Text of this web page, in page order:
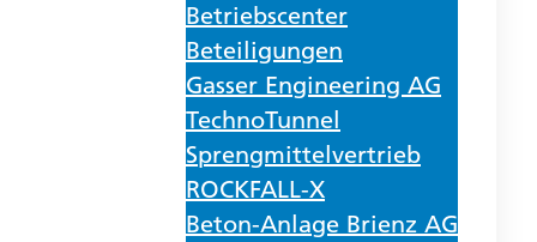
Betriebscenter
Beteiligungen
Gasser Engineering AG
TechnoTunnel
Sprengmittelvertrieb
ROCKFALL-X
Beton-Anlage Brienz AG